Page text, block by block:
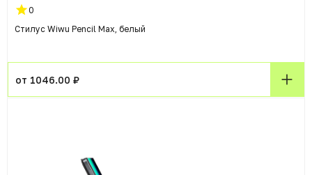
0
Стилус Wiwu Pencil Max, белый
от 1046.00 ₽